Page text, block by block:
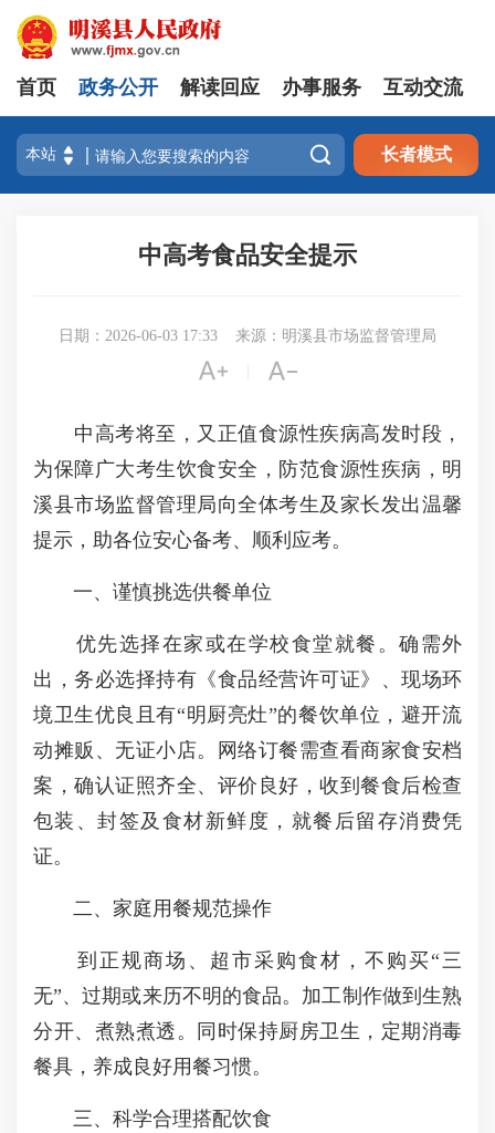
首页 政务公开 解读回应 办事服务 互动交流
 长者模式
中高考食品安全提示
日期：2026-06-03 17:33 来源：明溪县市场监督管理局
 
中高考将至，又正值食源性疾病高发时段，
为保障广大考生饮食安全，防范食源性疾病，明
溪县市场监督管理局向全体考生及家长发出温馨
提示，助各位安心备考、顺利应考。
一、谨慎挑选供餐单位
优先选择在家或在学校食堂就餐。确需外
出，务必选择持有《食品经营许可证》、现场环
境卫生优良且有“明厨亮灶”的餐饮单位，避开流
动摊贩、无证小店。网络订餐需查看商家食安档
案，确认证照齐全、评价良好，收到餐食后检查
包装、封签及食材新鲜度，就餐后留存消费凭
证。
二、家庭用餐规范操作
到正规商场、超市采购食材，不购买“三
无”、过期或来历不明的食品。加工制作做到生熟
分开、煮熟煮透。同时保持厨房卫生，定期消毒
餐具，养成良好用餐习惯。
三、科学合理搭配饮食